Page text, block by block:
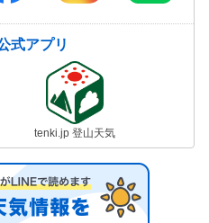
式アプリ
tenki.jp 登山天気